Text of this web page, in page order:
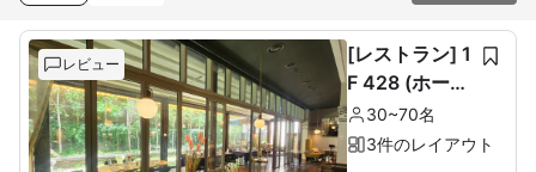
レビュー
[レストラン] 1
F 428 (ホール
60席+ルーム1
0席)
30~70名
3件のレイアウト